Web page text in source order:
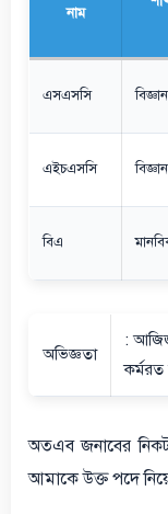
নাম
এসএসসি বিজ্ঞান
এইচএসসি বিজ্ঞান
বিএ
অভিজ্ঞতা
:
অতএব জনাবের নিকট
আমাকে উক্ত পদে